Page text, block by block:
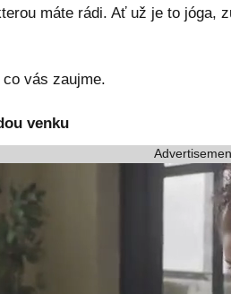
máte rádi. Ať už je to jóga,
vás zaujme.
venku